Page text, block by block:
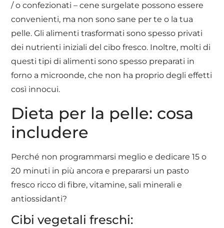
/ o confezionati – cene surgelate possono essere
convenienti, ma non sono sane per te o la tua
pelle. Gli alimenti trasformati sono spesso privati
dei nutrienti iniziali del cibo fresco. Inoltre, molti di
questi tipi di alimenti sono spesso preparati in
forno a microonde, che non ha proprio degli effetti
così innocui.
Dieta per la pelle: cosa
includere
Perché non programmarsi meglio e dedicare 15 o
20 minuti in più ancora e prepararsi un pasto
fresco ricco di fibre, vitamine, sali minerali e
antiossidanti?
Cibi vegetali freschi: